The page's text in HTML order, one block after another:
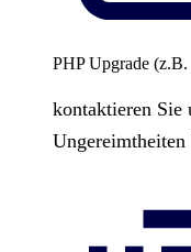
PHP Upgrade
kontaktieren Sie